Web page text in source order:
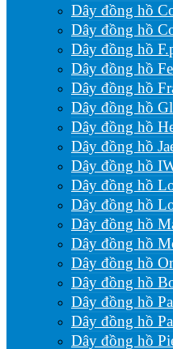
Dây đồng hồ
Dây đồng hồ
Dây đồng hồ
Dây đồng hồ
Dây đồng hồ
Dây đồng hồ
Dây đồng hồ
Dây đồng hồ
Dây đồng hồ
Dây đồng hồ
Dây đồng hồ
Dây đồng hồ
Dây đồng hồ
Dây đồng hồ
Dây đồng hồ
Dây đồng hồ
Dây đồng hồ
Dây đồng hồ